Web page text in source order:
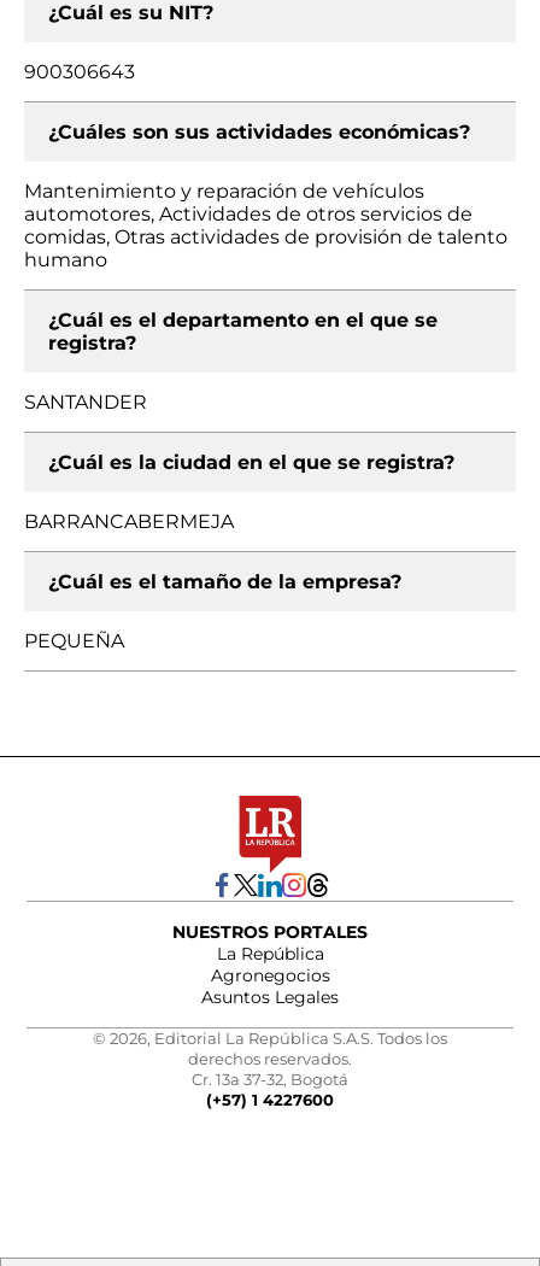
¿Cuál es su NIT?
900306643
¿Cuáles son sus actividades económicas?
Mantenimiento y reparación de vehículos
automotores, Actividades de otros servicios de
comidas, Otras actividades de provisión de talento
humano
¿Cuál es el departamento en el que se
registra?
SANTANDER
¿Cuál es la ciudad en el que se registra?
BARRANCABERMEJA
¿Cuál es el tamaño de la empresa?
PEQUEÑA
NUESTROS PORTALES
La República
Agronegocios
Asuntos Legales
© 2026, Editorial La República S.A.S. Todos los
derechos reservados.
Cr. 13a 37-32, Bogotá
(+57) 1 4227600